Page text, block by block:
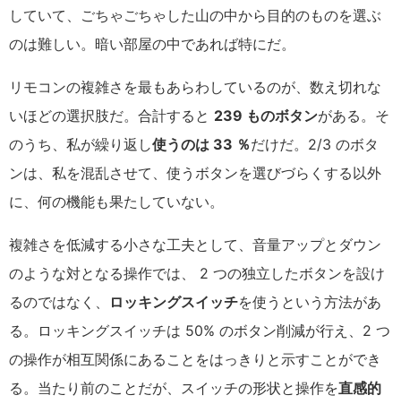
していて、ごちゃごちゃした山の中から目的のものを選ぶ
のは難しい。暗い部屋の中であれば特にだ。
リモコンの複雑さを最もあらわしているのが、数え切れな
いほどの選択肢だ。合計すると 239 ものボタンがある。そ
のうち、私が繰り返し使うのは 33 ％だけだ。2/3 のボタ
ンは、私を混乱させて、使うボタンを選びづらくする以外
に、何の機能も果たしていない。
複雑さを低減する小さな工夫として、音量アップとダウン
のような対となる操作では、 2 つの独立したボタンを設け
るのではなく、
ロッキングスイッチを使うという方法があ
る。ロッキングスイッチは 50% のボタン削減が行え、2 つ
の操作が相互関係にあることをはっきりと示すことができ
る。当たり前のことだが、スイッチの形状と操作を直感的